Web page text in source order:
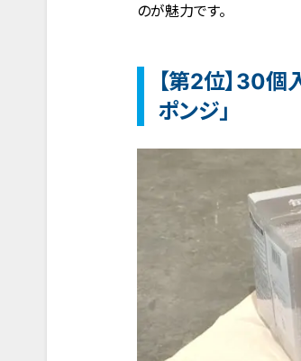
のが魅力です。
【第2位】30個
ポンジ」